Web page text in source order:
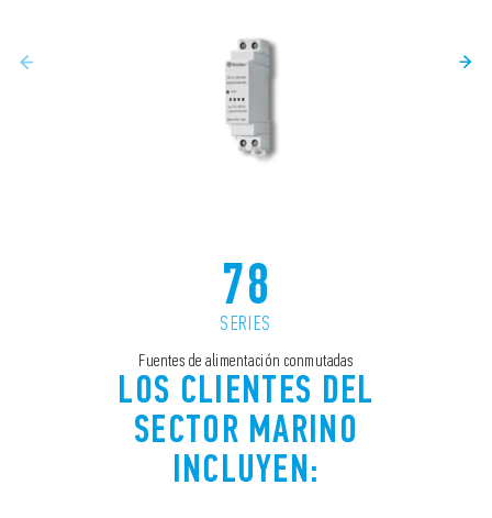
78
SERIES
Fuentes de alimentación conmutadas
LOS CLIENTES DEL
SECTOR MARINO
INCLUYEN: